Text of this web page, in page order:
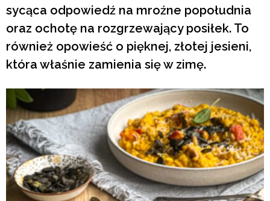
sycąca odpowiedź na mroźne popołudnia
oraz ochotę na rozgrzewający posiłek. To
również opowieść o pięknej, złotej jesieni,
która właśnie zamienia się w zimę.